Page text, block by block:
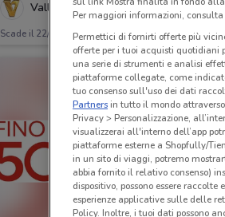
Valleverde
Scade il 22/09 111 m Scade il 31/08
Per maggiori informazioni,
Permettici di fornirti offerte più
offerte per i tuoi acquisti quotidiani
una serie di strumenti e analisi
piattaforme collegate, come
tuo consenso sull'uso dei dati
Partnersin tutto il mondo attraverso
Privacy > Personalizzazione,
visualizzerai all'interno dell’app
piattaforme esterne a Shopfully/
in un sito di viaggi, potremo
abbia fornito il relativo consenso)
dispositivo, possono essere
esperienze applicative sulle delle
Policy. Inoltre, i tuoi dati possono